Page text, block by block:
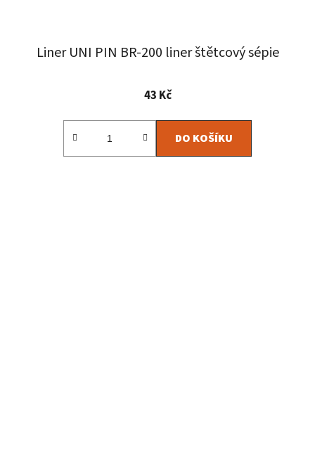
Liner UNI PIN BR-200 liner štětcový sépie
43 Kč
DO KOŠÍKU